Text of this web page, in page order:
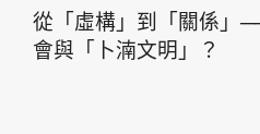
從「虛構」到「關係」
會與「卜湳文明」？